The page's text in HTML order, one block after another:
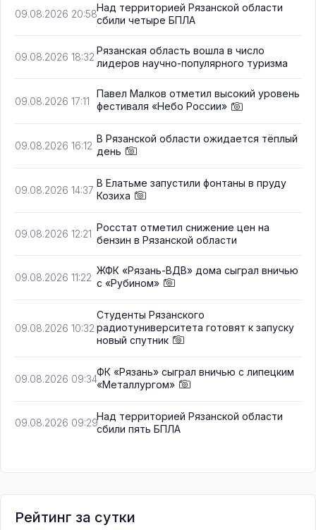
09.08.2026 20:58
Над территорией Рязанской области
сбили четыре БПЛА
09.08.2026 18:32
Рязанская область вошла в число
лидеров научно-популярного туризма
09.08.2026 17:11
Павел Малков отметил высокий уровень
фестиваля «Небо России»
09.08.2026 16:12
В Рязанской области ожидается тёплый
день
09.08.2026 14:37
В Елатьме запустили фонтаны в пруду
Козиха
09.08.2026 12:21
Росстат отметил снижение цен на
бензин в Рязанской области
09.08.2026 11:22
ЖФК «Рязань-ВДВ» дома сыграл вничью
с «Рубином»
09.08.2026 10:32
Студенты Рязанского
радиотуниверситета готовят к запуску
новый спутник
09.08.2026 09:34
ФК «Рязань» сыграл вничью с липецким
«Металлургом»
09.08.2026 09:29
Над территорией Рязанской области
сбили пять БПЛА
Рейтинг за сутки